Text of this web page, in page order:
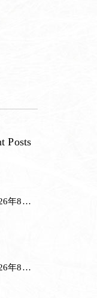
と一緒
Posts
【お知らせ】2026年8月の特別販売
【店舗情報】2026年8月 各店 店休日のお知らせ